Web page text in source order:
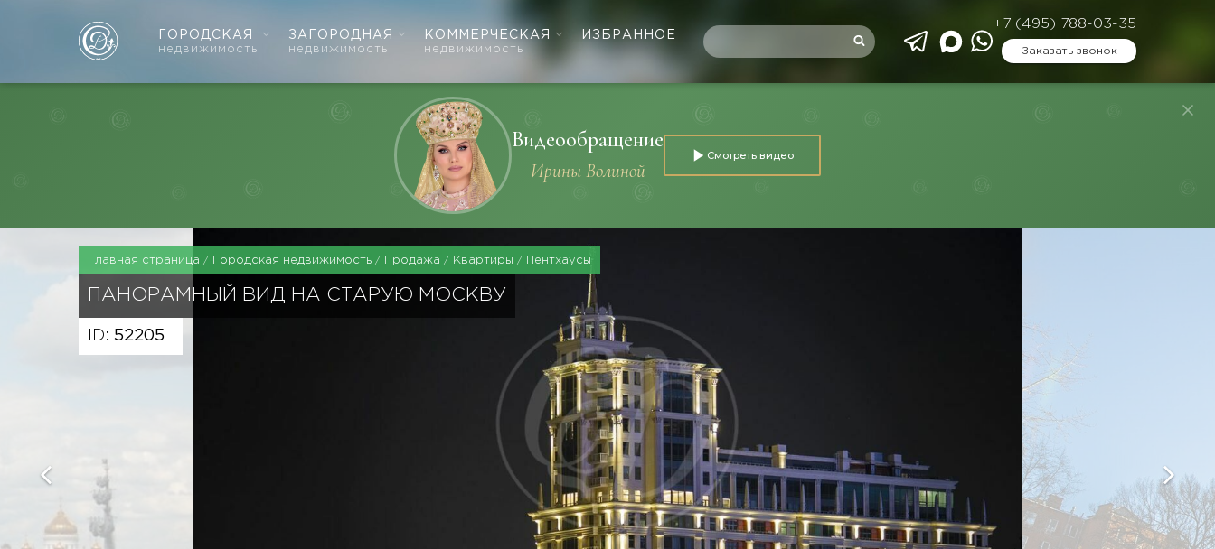
ГОРОДСКАЯ
недвижимость
ЗАГОРОДНАЯ
недвижимость
КОММЕРЧЕСКАЯ
недвижимость
ИЗБРАННОЕ
+7 (495) 788-03-35
Заказать звонок
Видеообращение
Ирины Волиной
Смотреть видео
Главная страница Городская недвижимость Продажа Квартиры Пентхаусы
ПАНОРАМНЫЙ ВИД НА СТАРУЮ МОСКВУ
ID: 52205